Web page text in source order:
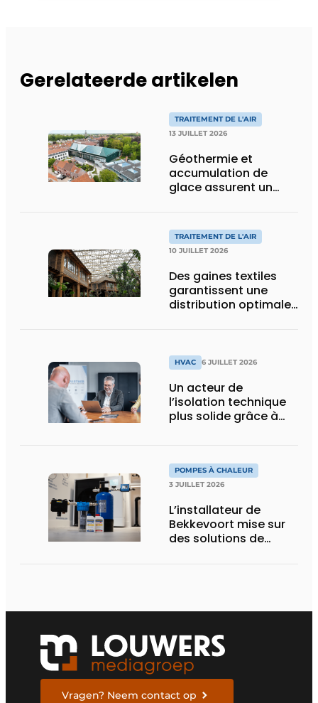
Gerelateerde artikelen
TRAITEMENT DE L'AIR
13 JUILLET 2026
Géothermie et
accumulation de
glace assurent un
et les visiteurs de
BRUSK Bruges
TRAITEMENT DE L'AIR
10 JUILLET 2026
Des gaines textiles
garantissent une
distribution optimale
Daiza
HVAC 6 JUILLET 2026
Un acteur de
l’isolation technique
plus solide grâce à
POMPES À CHALEUR
3 JUILLET 2026
L’installateur de
Bekkevoort mise sur
des solutions de
pompe à chaleur
Vragen? Neem contact op